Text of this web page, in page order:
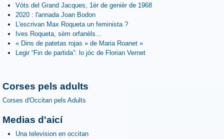
Vòts del Grand Jacques, 1èr de genièr de 1968
2020 : l'annada Joan Bodon
L'escrivan Max Roqueta un feminista ?
Ives Roqueta, sèm orfanèls...
« Dins de patetas rojas » de Maria Roanet »
Legir “Fin de partida”: lo jòc de Florian Vernet
Corses pels adults
Corses d'Occitan pels Adults
Medias d'aicí
Una television en occitan